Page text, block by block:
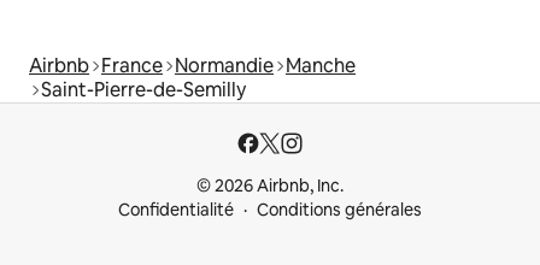
Airbnb France Normandie Manche
Saint-Pierre-de-Semilly
© 2026 Airbnb, Inc.
Confidentialité
Conditions générales